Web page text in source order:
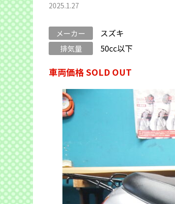
2025.1.27
メーカー スズキ
排気量 50cc以下
車両価格 SOLD OUT